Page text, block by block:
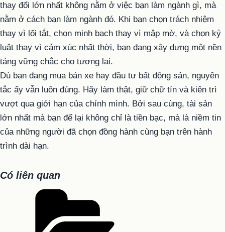
thay đổi lớn nhất không nằm ở việc bạn làm ngành gì, mà
nằm ở cách bạn làm ngành đó. Khi bạn chọn trách nhiệm
thay vì lối tắt, chọn minh bạch thay vì mập mờ, và chọn kỷ
luật thay vì cảm xúc nhất thời, bạn đang xây dựng một nền
tảng vững chắc cho tương lai.
Dù bạn đang mua bán xe hay đầu tư bất động sản, nguyên
tắc ấy vẫn luôn đúng. Hãy làm thật, giữ chữ tín và kiên trì
vượt qua giới hạn của chính mình. Bởi sau cùng, tài sản
lớn nhất mà bạn để lại không chỉ là tiền bạc, mà là niềm tin
của những người đã chọn đồng hành cùng bạn trên hành
trình dài hạn.
Có liên quan